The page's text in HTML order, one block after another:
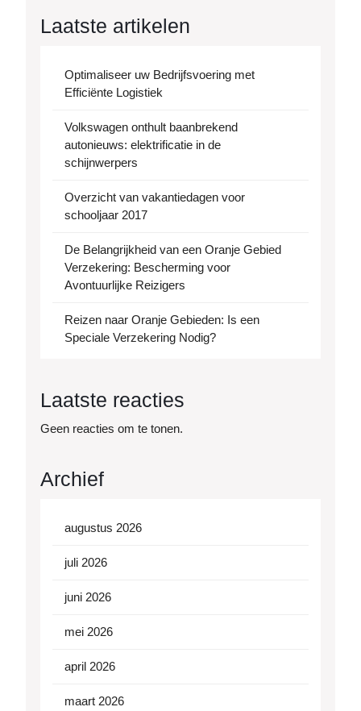
Laatste artikelen
Optimaliseer uw Bedrijfsvoering met
Efficiënte Logistiek
Volkswagen onthult baanbrekend
autonieuws: elektrificatie in de
schijnwerpers
Overzicht van vakantiedagen voor
schooljaar 2017
De Belangrijkheid van een Oranje Gebied
Verzekering: Bescherming voor
Avontuurlijke Reizigers
Reizen naar Oranje Gebieden: Is een
Speciale Verzekering Nodig?
Laatste reacties
Geen reacties om te tonen.
Archief
augustus 2026
juli 2026
juni 2026
mei 2026
april 2026
maart 2026